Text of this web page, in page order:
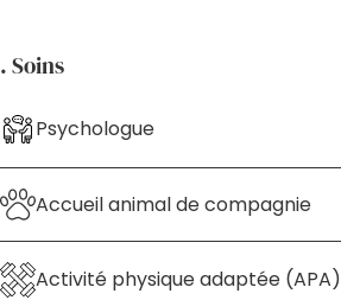
. Soins
Psychologue
Accueil animal de compagnie
Activité physique adaptée (APA)